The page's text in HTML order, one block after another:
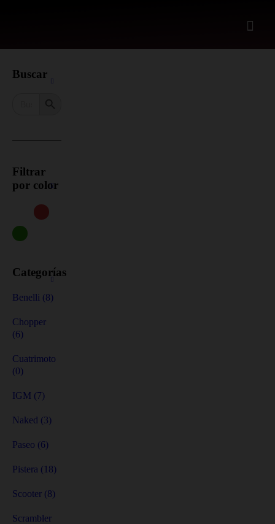
Buscar
Filtrar
por color
Categorías
Benelli (8)
Chopper
(6)
Cuatrimoto
(0)
IGM (7)
Naked (3)
Paseo (6)
Pistera (18)
Scooter (8)
Scrambler